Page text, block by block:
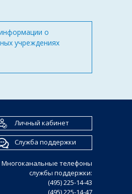
о
учреждениях
Личный кабинет
Служба поддержки
Многоканальные телефоны
службы поддержки:
(495) 225-14-43
(495) 225-14-47